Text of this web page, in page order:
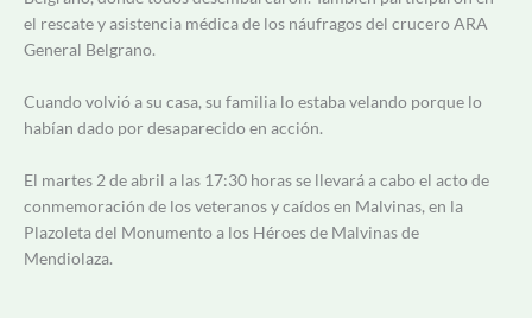
el rescate y asistencia médica de los náufragos del crucero ARA
General Belgrano.
Cuando volvió a su casa, su familia lo estaba velando porque lo
habían dado por desaparecido en acción.
El martes 2 de abril a las 17:30 horas se llevará a cabo el acto de
conmemoración de los veteranos y caídos en Malvinas, en la
Plazoleta del Monumento a los Héroes de Malvinas de
Mendiolaza.